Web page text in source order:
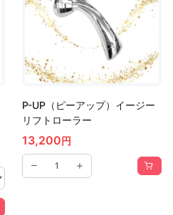
P-UP（ピーアップ）イージー
リフトローラー
13,200円